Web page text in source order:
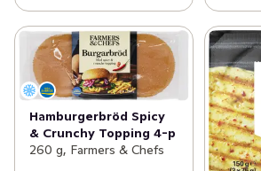
Hamburgerbröd Spicy
& Crunchy Topping 4-p
260 g, Farmers & Chefs